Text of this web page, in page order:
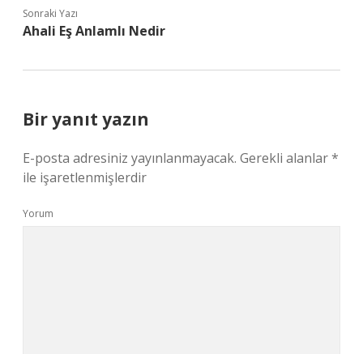
Sonraki Yazı
Ahali Eş Anlamlı Nedir
Bir yanıt yazın
E-posta adresiniz yayınlanmayacak. Gerekli alanlar*
ile işaretlenmişlerdir
Yorum